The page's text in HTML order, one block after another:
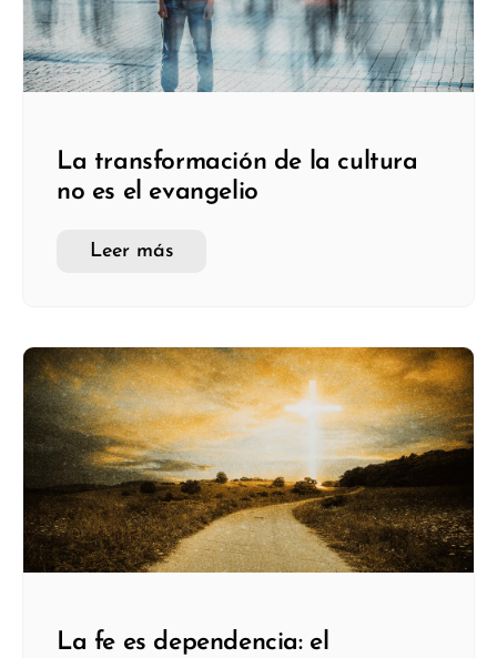
La transformación de la cultura
no es el evangelio
Leer más
La fe es dependencia: el